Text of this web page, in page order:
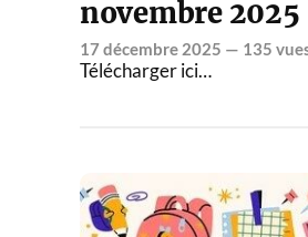
novembre 2025
17 décembre 2025 — 135
Télécharger ici…